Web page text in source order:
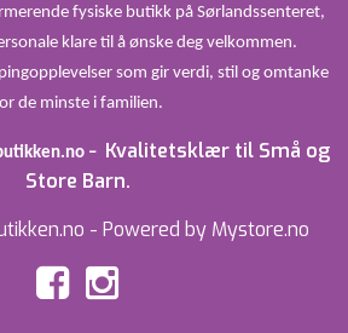
fysiske butikk på Sørlandssenteret,
klare til å ønske deg velkommen.
som gir verdi, stil og omtanke
de minste i familien.
– Kvalitetsklær til Små og
Store Barn.
- Powered by Mystore.no